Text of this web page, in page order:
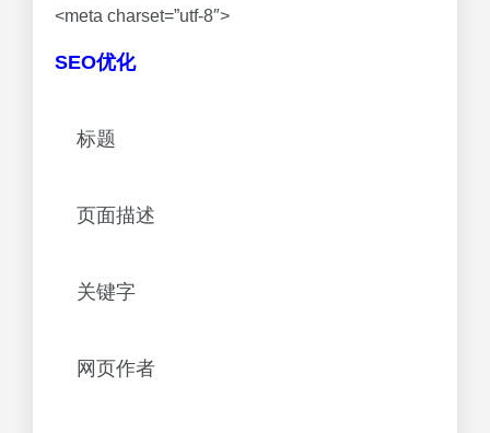
<meta charset=”utf-8″>
SEO优化
标题
页面描述
关键字
网页作者